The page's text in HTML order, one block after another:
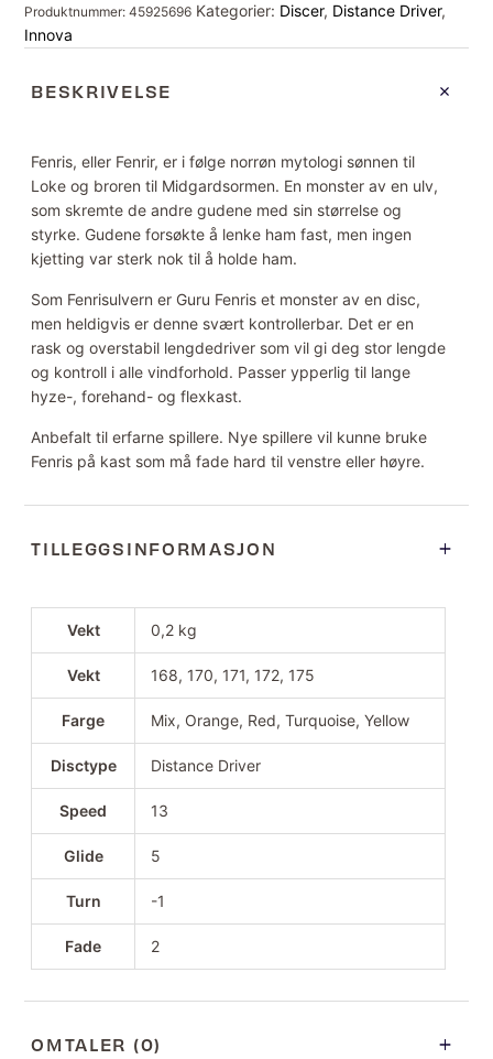
Produktnummer:45925696 Kategorier: Discer, Distance Driver,
Innova
BESKRIVELSE
Fenris, eller Fenrir, er i følge norrøn mytologi sønnen til
Loke og broren til Midgardsormen. En monster av en ulv,
som skremte de andre gudene med sin størrelse og
styrke. Gudene forsøkte å lenke ham fast, men ingen
kjetting var sterk nok til å holde ham.
Som Fenrisulvern er Guru Fenris et monster av en disc,
men heldigvis er denne svært kontrollerbar. Det er en
rask og overstabil lengdedriver som vil gi deg stor lengde
og kontroll i alle vindforhold. Passer ypperlig til lange
hyze-, forehand- og flexkast.
Anbefalt til erfarne spillere. Nye spillere vil kunne bruke
Fenris på kast som må fade hard til venstre eller høyre.
TILLEGGSINFORMASJON
Vekt 0,2 kg
Vekt 168, 170, 171, 172, 175
Farge Mix, Orange, Red, Turquoise, Yellow
Disctype Distance Driver
Speed 13
Glide 5
Turn -1
Fade 2
OMTALER (0)